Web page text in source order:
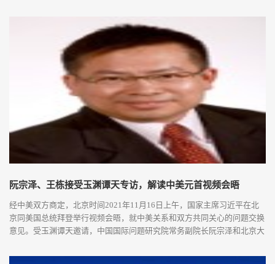
列重大的两国关系问题坦诚、真挚地交换了意见，为拜登执政以来两国关
系持续的尖锐和紧...
阮宗泽、王栋接受玉渊谭天专访，解读中美元首视频会晤
经中美双方商定，北京时间2021年11月16日上午，国家主席习近平在北
京同美国总统拜登举行视频会晤，就中美关系和双方共同关心的问题交换
意见。受玉渊谭天邀请，中国国际问题研究院常务副院长阮宗泽和北京大
任王栋对此次中美视频会晤进行了深度解读。习近平指出，当前，中美发